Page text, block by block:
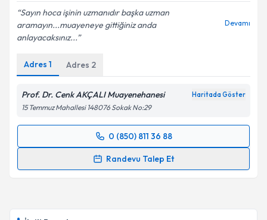
Sayın hoca işinin uzmanıdır başka uzman
aramayın...muayeneye gittiğiniz anda
anlayacaksınız...
Devamı
Adres 1 Adres 2
Prof. Dr. Cenk AKÇALI Muayenehanesi Haritada Göster
15 Temmuz Mahallesi 148076 Sokak No:29
0 (850) 811 36 88
Randevu Talep Et
Randevu Takvimi Talebi